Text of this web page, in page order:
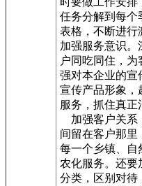
任务分解到每个
表格，不断进行
加强服务意识。
户同吃同住，
强对本企业的宣
宣传产品形象，
服务，抓住真正
加强客户关系
间留在客户那里
每一个乡镇、自
农化服务。还要
分类，区别对待